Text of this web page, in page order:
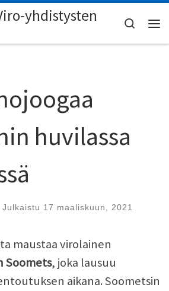
yhdistysten
Search
huvilassa
Julkaistu 17 maaliskuun, 2021
maustaa virolainen
Soomets, joka lausuu
aikana. Soometsin